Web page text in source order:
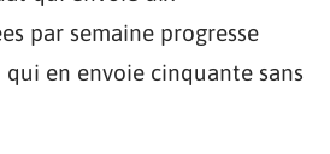
par semaine progresse
en envoie cinquante sans